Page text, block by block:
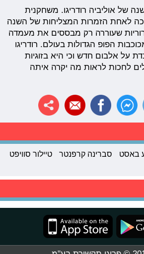
של אוליביה רודריגו. משחקנית
לאחת הזמרות המצליחות של השנה
שעוררה רק מבססים את מעמדה
הפופ הגדולות בעולם. רודריגו
על אלבום חדש וכי היא בזוגיות
לחכות לראות מה יקרה איתה
באסט סברינה קרפנטר טיילור סוויפט